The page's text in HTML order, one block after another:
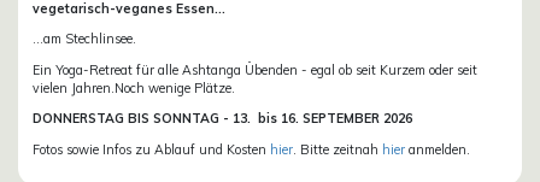
vegetarisch-veganes Essen...
...am Stechlinsee.
Ein Yoga-Retreat für alle Ashtanga Übenden - egal ob seit Kurzem oder seit
vielen Jahren.Noch wenige Plätze.
DONNERSTAG BIS SONNTAG - 13. bis 16. SEPTEMBER 2026
Fotos sowie Infos zu Ablauf und Kosten hier . Bitte zeitnah hier anmelden.